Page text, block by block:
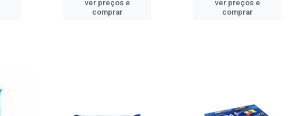
ver preços e
comprar
ver preços e
comprar